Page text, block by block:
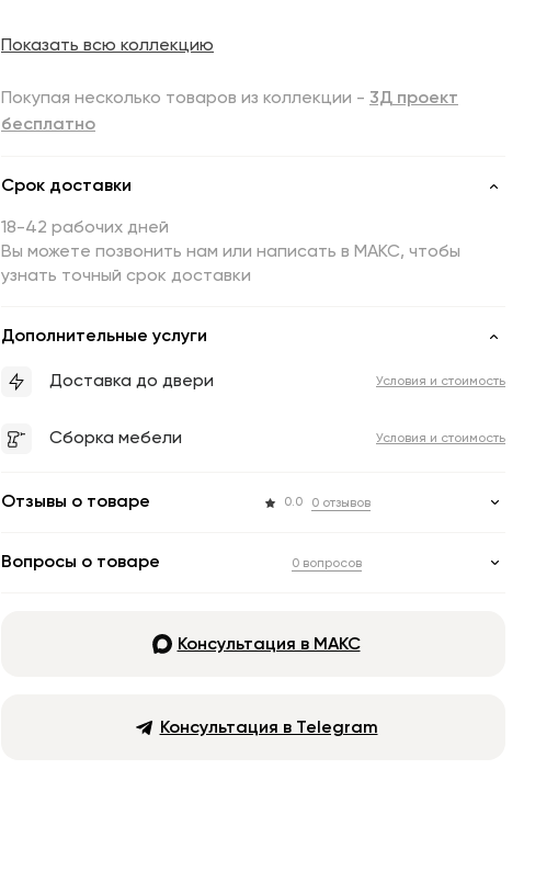
Показать всю коллекцию
Покупая несколько товаров из коллекции - 3Д проект
бесплатно
Срок доставки
18-42 рабочих дней
Вы можете позвонить нам или написать в МАКС, чтобы
узнать точный срок доставки
Дополнительные услуги
Доставка до двери Условия и стоимость
Сборка мебели Условия и стоимость
Отзывы о товаре 0.0 0 отзывов
Вопросы о товаре 0 вопросов
Консультация в МАКС
Консультация в Telegram